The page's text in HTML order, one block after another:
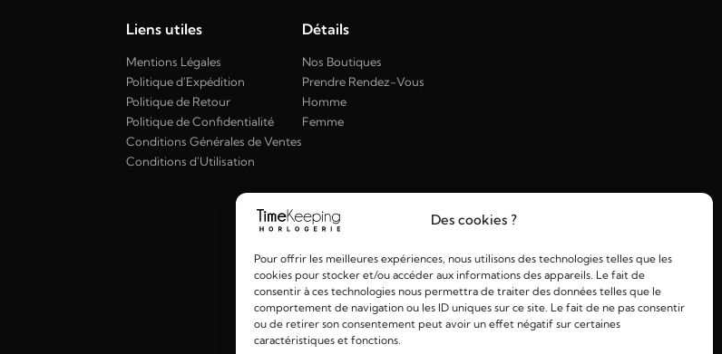
Des cookies ?
Pour offrir les meilleures expériences, nous utilisons des technologies telles que les
cookies pour stocker et/ou accéder aux informations des appareils. Le fait de
consentir à ces technologies nous permettra de traiter des données telles que le
comportement de navigation ou les ID uniques sur ce site. Le fait de ne pas consentir
ou de retirer son consentement peut avoir un effet négatif sur certaines
caractéristiques et fonctions.
Liens utiles
Mentions Légales
Politique d'Expédition
Politique de Retour
Politique de Confidentialité
Conditions Générales de Ventes
Conditions d'Utilisation
Détails
Nos Boutiques
Prendre Rendez-Vous
Homme
Femme